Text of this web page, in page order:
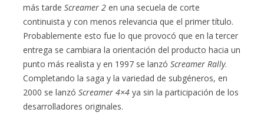
más tardeScreamer 2 en una secuela de corte
continuista y con menos relevancia que el primer título.
Probablemente esto fue lo que provocó que en la tercer
entrega se cambiara la orientación del producto hacia un
punto más realista y en 1997 se lanzóScreamer Rally.
Completando la saga y la variedad de subgéneros, en
2000 se lanzóScreamer 4×4 ya sin la participación de los
desarrolladores originales.